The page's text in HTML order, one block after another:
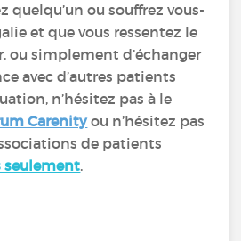
quelqu’un ou souffrez vous-
et que vous ressentez le
ou simplement d’échanger
avec d’autres patients
n’hésitez pas à le
Carenityou n’hésitez pas
de patients
seulement.